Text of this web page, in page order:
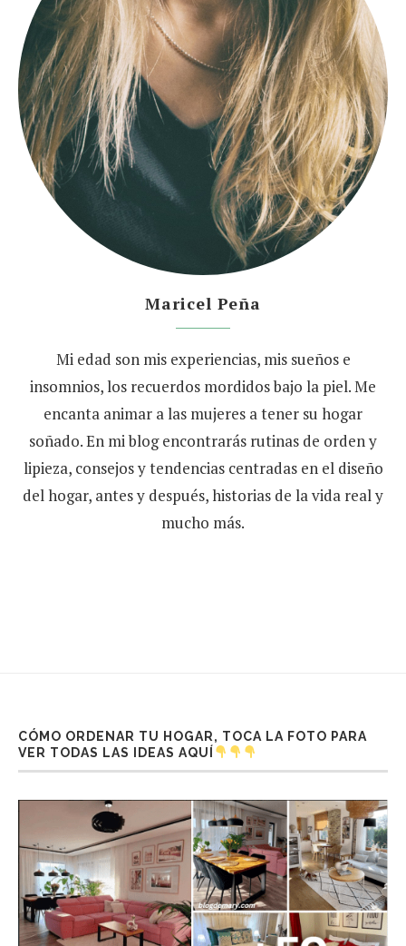
Maricel Peña
Mi edad son mis experiencias, mis sueños e
insomnios, los recuerdos mordidos bajo la piel. Me
encanta animar a las mujeres a tener su hogar
soñado. En mi blog encontrarás rutinas de orden y
lipieza, consejos y tendencias centradas en el diseño
del hogar, antes y después, historias de la vida real y
mucho más.
CÓMO ORDENAR TU HOGAR, TOCA LA FOTO PARA
VER TODAS LAS IDEAS AQUÍ